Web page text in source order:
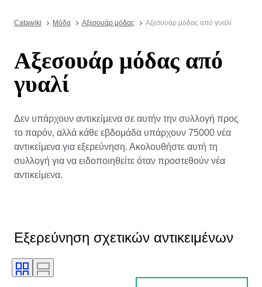
Catawiki Μόδα Αξεσουάρ μόδας Αξεσουάρ μόδας από γυαλί
Αξεσουάρ μόδας από
γυαλί
Δεν υπάρχουν αντικείμενα σε αυτήν την συλλογή προς
το παρόν, αλλά κάθε εβδομάδα υπάρχουν 75000 νέα
αντικείμενα για εξερεύνηση. Ακολουθήστε αυτή τη
συλλογή για να ειδοποιηθείτε όταν προστεθούν νέα
αντικείμενα.
Εξερεύνηση σχετικών αντικειμένων